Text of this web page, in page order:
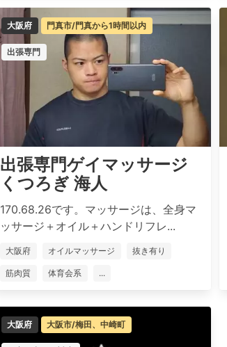
大阪府 門真市/門真から1時間以内
出張専門
出張専門ゲイマッサージ
くつろぎ 海人
170.68.26です。マッサージは、全身マ
ッサージ＋オイル＋ハンドリフレ...
大阪府 オイルマッサージ 抜き有り
筋肉質 体育会系 ...
大阪府 大阪市/梅田、中崎町